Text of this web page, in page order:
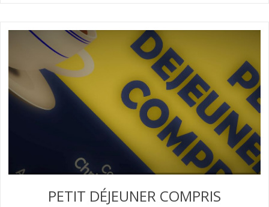
PETIT DÉJEUNER COMPRIS